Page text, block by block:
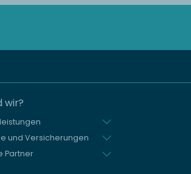
wir?
und Versicherungen
Partner